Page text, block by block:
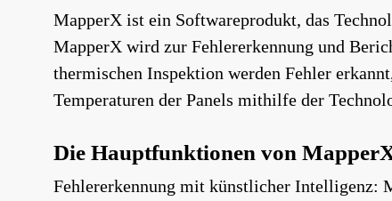
MapperX ist ein Softwareprodukt, das
MapperX wird zur Fehlererkennung und
thermischen Inspektion werden Fehler
Temperaturen der Panels mithilfe der
Die Hauptfunktionen von
Fehlererkennung mit künstlicher Intelligenz: